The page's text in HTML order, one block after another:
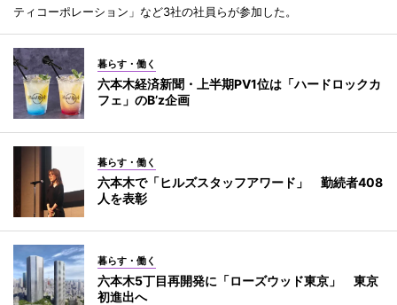
ティコーポレーション」など3社の社員らが参加した。
暮らす・働く
六本木経済新聞・上半期PV1位は「ハードロックカ
フェ」のB’z企画
暮らす・働く
六本木で「ヒルズスタッフアワード」 勤続者408
人を表彰
暮らす・働く
六本木5丁目再開発に「ローズウッド東京」 東京
初進出へ